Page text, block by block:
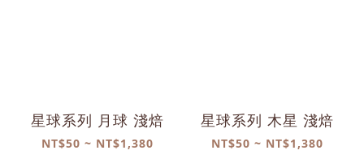
星球系列 月球 淺焙
NT$50 ~ NT$1,380
星球系列 木星 淺焙
NT$50 ~ NT$1,380